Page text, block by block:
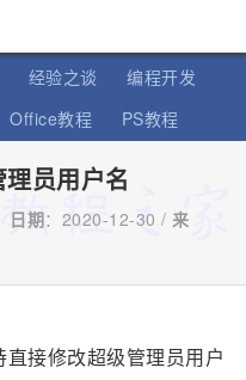
经验之谈
编程开发
Office教程
PS教程
员用户名
日期：2020-12-30 / 来
接修改超级管理员用户